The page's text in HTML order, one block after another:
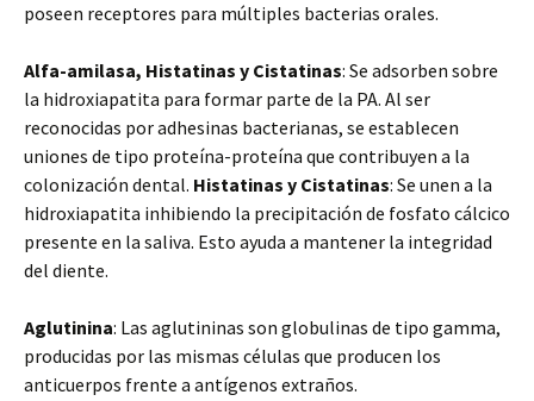
poseen receptores para múltiples bacterias orales.
Alfa-amilasa, Histatinas y Cistatinas: Se adsorben sobre
la hidroxiapatita para formar parte de la PA. Al ser
reconocidas por adhesinas bacterianas, se establecen
uniones de tipo proteína-proteína que contribuyen a la
colonización dental. Histatinas y Cistatinas: Se unen a la
hidroxiapatita inhibiendo la precipitación de fosfato cálcico
presente en la saliva. Esto ayuda a mantener la integridad
del diente.
Aglutinina: Las aglutininas son globulinas de tipo gamma,
producidas por las mismas células que producen los
anticuerpos frente a antígenos extraños.